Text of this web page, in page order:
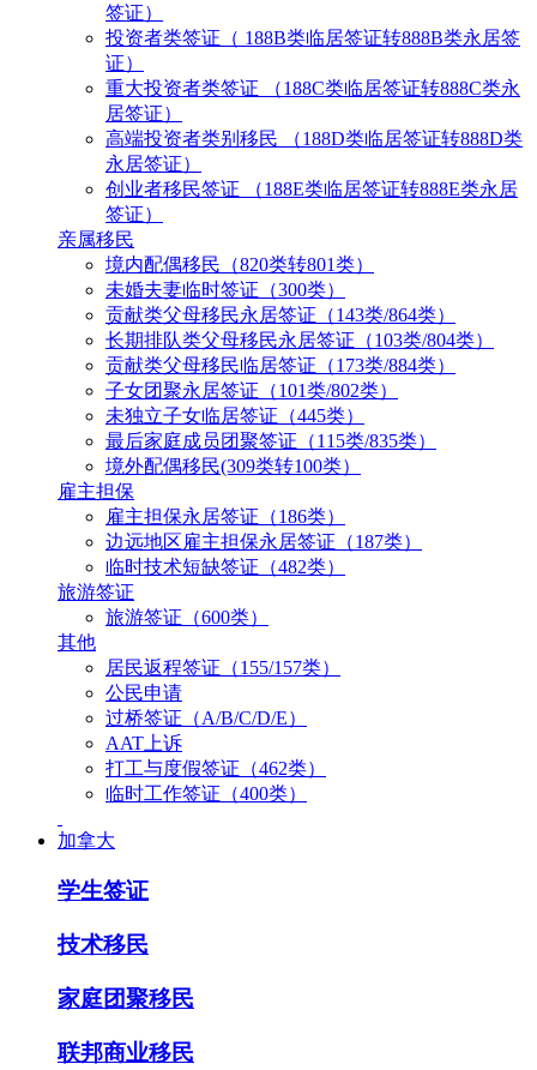
签证）
投资者类签证（ 188B类临居签证转888B类永居签
证）
重大投资者类签证 （188C类临居签证转888C类永
居签证）
高端投资者类别移民 （188D类临居签证转888D类
永居签证）
创业者移民签证 （188E类临居签证转888E类永居
签证）
亲属移民
境内配偶移民（820类转801类）
未婚夫妻临时签证（300类）
贡献类父母移民永居签证（143类/864类）
长期排队类父母移民永居签证（103类/804类）
贡献类父母移民临居签证（173类/884类）
子女团聚永居签证（101类/802类）
未独立子女临居签证（445类）
最后家庭成员团聚签证（115类/835类）
境外配偶移民(309类转100类）
雇主担保
雇主担保永居签证（186类）
边远地区雇主担保永居签证（187类）
临时技术短缺签证（482类）
旅游签证
旅游签证（600类）
其他
居民返程签证（155/157类）
公民申请
过桥签证（A/B/C/D/E）
AAT上诉
打工与度假签证（462类）
临时工作签证（400类）
加拿大
学生签证
技术移民
家庭团聚移民
联邦商业移民